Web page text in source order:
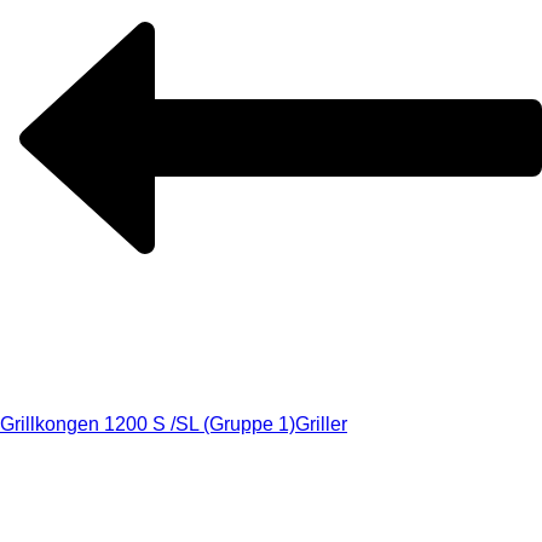
Grillkongen 1200 S /SL (Gruppe 1)Griller